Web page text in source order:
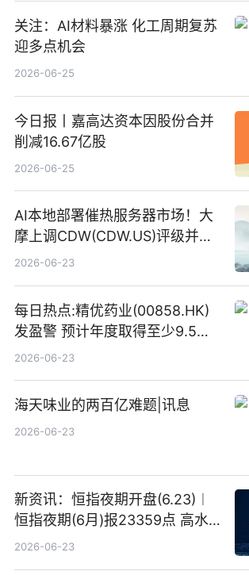
关注：AI材料暴涨 化工周期复苏
迎多点机会
2026-06-25
今日报丨嘉高达资本因股份合并
削减16.67亿股
2026-06-25
AI本地部署催热服务器市场！大
摩上调CDW(CDW.US)评级并看
高IBM(IBM.US)戴尔(DELL.US)
2026-06-23
每日热点:精优药业(00858.HK)
发盈警 预计年度取得至少9.5亿
港元的亏损 同比盈转亏
2026-06-23
海天味业的两百亿难题|讯息
2026-06-23
新资讯：恒指夜期开盘(6.23)︱
恒指夜期(6月)报23359点 高水
23点
2026-06-23